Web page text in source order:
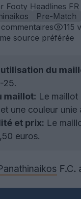
Footy Headlines FR
Pre-Match
commentaires 115
source préférée
du
25.
maillot: Le
une couleur
et prix: Le
euros.
F.C.